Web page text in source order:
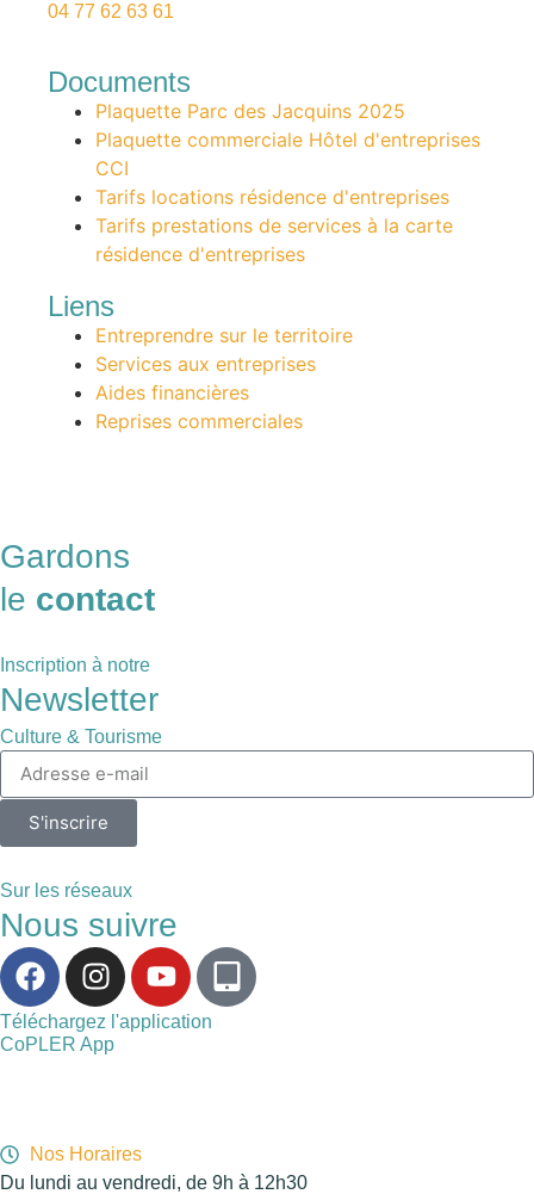
04 77 62 63 61
Documents
Plaquette Parc des Jacquins 2025
Plaquette commerciale Hôtel d'entreprises
CCI
Tarifs locations résidence d'entreprises
Tarifs prestations de services à la carte
résidence d'entreprises
Liens
Entreprendre sur le territoire
Services aux entreprises
Aides financières
Reprises commerciales
Gardons
le contact
Inscription à notre
Newsletter
Culture & Tourisme
S'inscrire
Sur les réseaux
Nous suivre
Téléchargez l'application
CoPLER App
Nos Horaires
Du lundi au vendredi, de 9h à 12h30